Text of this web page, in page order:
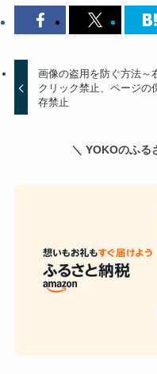
画像の盗用を防ぐ方法～
クリック禁止、ページの
存禁止
＼ YOKOのふる